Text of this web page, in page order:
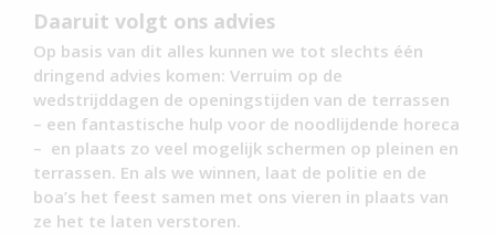
Daaruit volgt ons advies
Op basis van dit alles kunnen we tot slechts één
dringend advies komen: Verruim op de
wedstrijddagen de openingstijden van de terrassen
– een fantastische hulp voor de noodlijdende horeca
– en plaats zo veel mogelijk schermen op pleinen en
terrassen. En als we winnen, laat de politie en de
boa’s het feest samen met ons vieren in plaats van
ze het te laten verstoren.